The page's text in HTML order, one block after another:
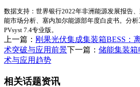
数据支持：世界银行2022年非洲能源发展报告
能市场分析、塞内加尔能源部年度白皮书。分
PVsyst 7.4专业版。
上一篇： 刚果光伏集成集装箱BESS：
术突破与应用前景下一篇： 储能集装
术与应用趋势
相关话题资讯